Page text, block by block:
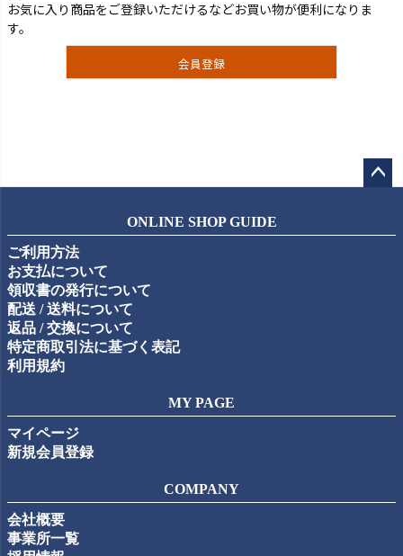
お気に入り商品をご登録いただけるなどお買い物が便利になりま
す。
会員登録
ップ
ONLINE SHOP GUIDE
ご利用方法
お支払について
領収書の発行について
配送 / 送料について
返品 / 交換について
特定商取引法に基づく表記
利用規約
MY PAGE
マイページ
新規会員登録
COMPANY
会社概要
事業所一覧